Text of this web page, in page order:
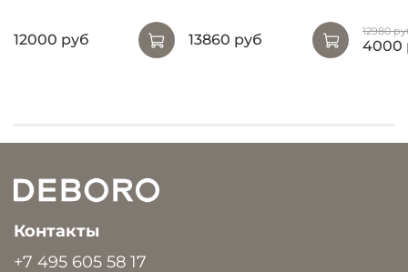
12000 руб 13860 руб 12980
4000
Контакты
+7 495 605 58 17